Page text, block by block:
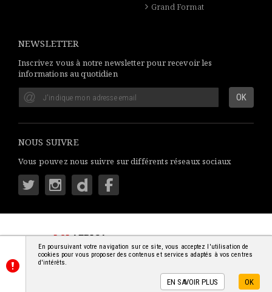
Grand Format
NEWSLETTER
Inscrivez vous à notre newsletter pour recevoir les
informations au quotidien
NOUS SUIVRE
Vous pouvez nous suivre sur différents réseaux sociaux
LSIAFRICA: S'INFORMER SIMPLEMENT
© 2018-2026 - TOUS DROITS RÉSERVÉS
En poursuivant votre navigation sur ce site, vous acceptez l'utilisation de
cookies pour vous proposer des contenus et services adaptés à vos centres
d'intérêts.
EN SAVOIR PLUS OK